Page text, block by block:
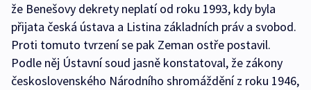
že Benešovy dekrety neplatí od roku 1993, kdy byla
přijata česká ústava a Listina základních práv a svobod.
Proti tomuto tvrzení se pak Zeman ostře postavil.
Podle něj Ústavní soud jasně konstatoval, že zákony
československého Národního shromáždění z roku 1946,